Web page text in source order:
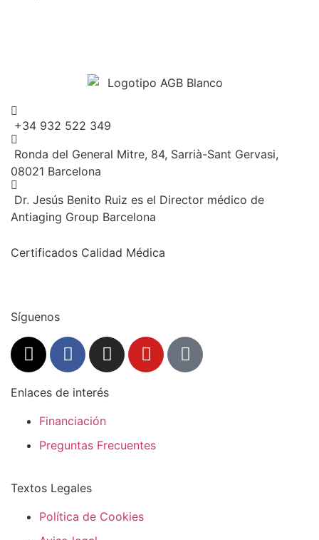
+34 932 522 349
Ronda del General Mitre, 84, Sarrià-Sant Gervasi,
08021 Barcelona
Dr. Jesús Benito Ruiz es el Director médico de
Antiaging Group Barcelona
Certificados Calidad Médica
Síguenos
Enlaces de interés
Financiación
Preguntas Frecuentes
Textos Legales
Política de Cookies